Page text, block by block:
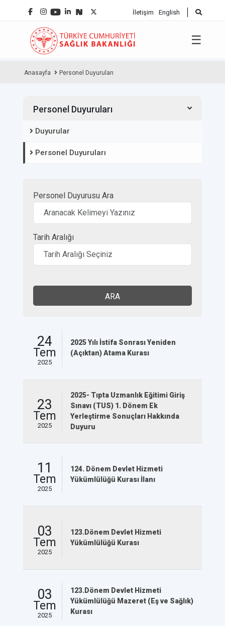
İletişim English
☰
Anasayfa Personel Duyuruları
Personel Duyuruları
Duyurular
Personel Duyuruları
Personel Duyurusu Ara
Tarih Aralığı
ARA
24
Tem
2025
2025 Yılı İstifa Sonrası Yeniden
(Açıktan) Atama Kurası
23
Tem
2025
2025- Tıpta Uzmanlık Eğitimi Giriş
Sınavı (TUS) 1. Dönem Ek
Yerleştirme Sonuçları Hakkında
Duyuru
11
Tem
2025
124. Dönem Devlet Hizmeti
Yükümlülüğü Kurası İlanı
03
Tem
2025
123.Dönem Devlet Hizmeti
Yükümlülüğü Kurası
03
Tem
2025
123.Dönem Devlet Hizmeti
Yükümlülüğü Mazeret (Eş ve Sağlık)
Kurası